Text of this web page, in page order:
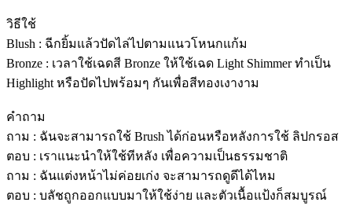
วิธีใช้
Blush : ฉีกยิ้มแล้วปัดไล่ไปตามแนวโหนกแก้ม
Bronze : เวลาใช้เฉดสี Bronze ให้ใช้เฉด Light Shimmer ทำเป็น
Highlight หรือปัดไปพร้อมๆ กันเพื่อสีทองเงางาม
คำถาม
ถาม : ฉันจะสามารถใช้ Brush ได้ก่อนหรือหลังการใช้ ลิปกรอส
ตอบ : เราแนะนำให้ใช้ทีหลัง เพื่อความเป็นธรรมชาติ
ถาม : ฉันแต่งหน้าไม่ค่อยเก่ง จะสามารถดูดีได้ไหม
ตอบ : บลัชถูกออกแบบมาให้ใช้ง่าย และตัวเนื้อแป้งก็สมบูรณ์